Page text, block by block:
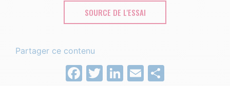
SOURCE DE L'ESSAI
Partager ce contenu
Facebook
Twitter
LinkedIn
Email